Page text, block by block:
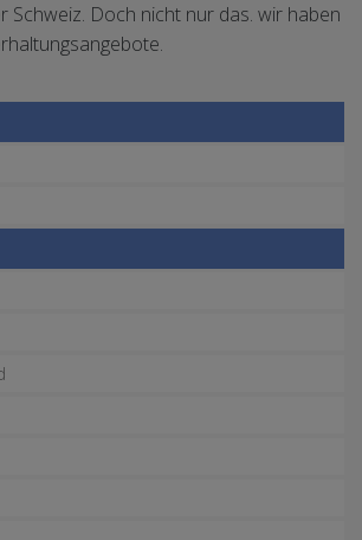
Schweiz. Doch nicht nur das. wir haben